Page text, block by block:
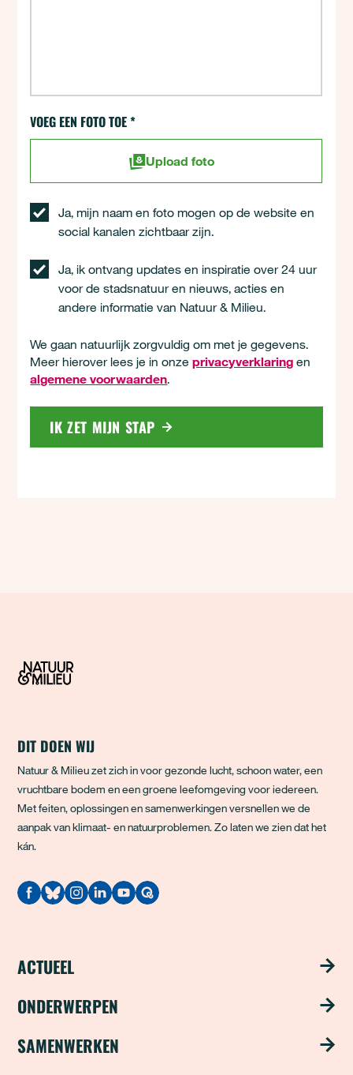
VOEG EEN FOTO TOE*
Upload foto
Ja, mijn naam en foto mogen op de website en
social kanalen zichtbaar zijn.
Ja, ik ontvang updates en inspiratie over 24 uur
voor de stadsnatuur en nieuws, acties en
andere informatie van Natuur & Milieu.
We gaan natuurlijk zorgvuldig om met je gegevens.
Meer hierover lees je in onzeprivacyverklaring en
algemene voorwaarden.
IK ZET MIJN STAP
DIT DOEN WIJ
Natuur & Milieu zet zich in voor gezonde lucht, schoon water, een
vruchtbare bodem en een groene leefomgeving voor iedereen.
Met feiten, oplossingen en samenwerkingen versnellen we de
aanpak van klimaat- en natuurproblemen. Zo laten we zien dat het
kán.
Quodari
ACTUEEL
Nieuws
ONDERWERPEN
Schoon water
SAMENWERKEN